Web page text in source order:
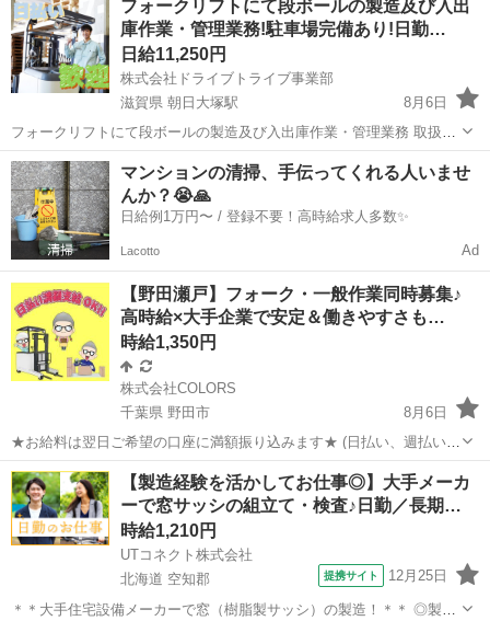
17:30 平均年齢・・・20～45くらいまでの方活躍中 ◆すぐに面接出来
る!履...
フォークリフトにて段ボールの製造及び入出
庫作業・管理業務!駐車場完備あり!日勤…
日給11,250円
株式会社ドライブトライブ事業部
滋賀県 朝日大塚駅
8月6日
フォークリフトにて段ボールの製造及び入出庫作業・管理業務 取扱商
品・・・段ボール 作業場所・・・倉庫 勤務時間・・・8:00～17:00 平
均年齢・・・20～40くらいまでの方活躍中 ◆すぐに面接出来る!◆ ※
定...
滋賀 東近江市 朝日大塚駅 倉庫 フォークリフト
マンションの清掃、手伝ってくれる人いませ
んか？😭🙏
日給例1万円〜 / 登録不要！高時給求人多数✨
Lacotto Ad
【野田瀬戸】フォーク・一般作業同時募集♪
高時給×大手企業で安定＆働きやすさも…
時給1,350円
株式会社COLORS
千葉県 野田市
8月6日
★お給料は翌日ご希望の口座に満額振り込みます★ (日払い、週払い、
月払い選択可能) ◆お仕事内容 日用品、雑貨、食料品を扱う倉庫にて
①リーチフォークでのピッキング、入出荷、検品梱包作業 ②ピッキン
グ、検...
千葉 野田市 倉庫 時給
【製造経験を活かしてお仕事◎】大手メーカ
ーで窓サッシの組立て・検査♪日勤／長期…
時給1,210円
UTコネクト株式会社
北海道 空知郡
提携サイト 12月25日
＊＊大手住宅設備メーカーで窓（樹脂製サッシ）の製造！＊＊ ◎製造